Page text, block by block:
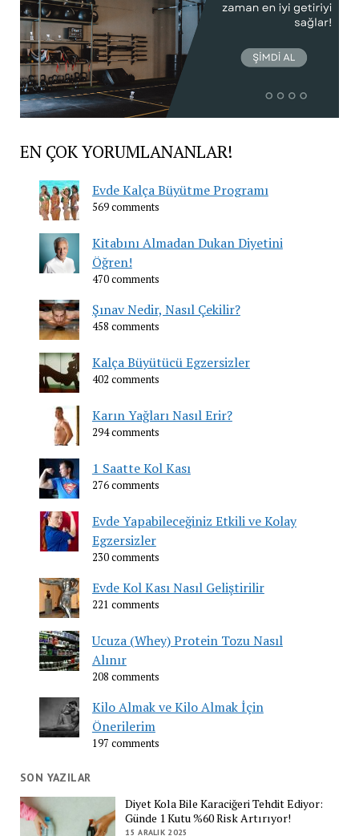
EN ÇOK YORUMLANANLAR!
Evde Kalça Büyütme Programı
569 comments
Kitabını Almadan Dukan Diyetini
Öğren!
470 comments
Şınav Nedir, Nasıl Çekilir?
458 comments
Kalça Büyütücü Egzersizler
402 comments
Karın Yağları Nasıl Erir?
294 comments
1 Saatte Kol Kası
276 comments
Evde Yapabileceğiniz Etkili ve Kolay
Egzersizler
230 comments
Evde Kol Kası Nasıl Geliştirilir
221 comments
Ucuza (Whey) Protein Tozu Nasıl
Alınır
208 comments
Kilo Almak ve Kilo Almak İçin
Önerilerim
197 comments
SON YAZILAR
Diyet Kola Bile Karaciğeri Tehdit Ediyor:
Günde 1 Kutu %60 Risk Artırıyor!
15 ARALIK 2025